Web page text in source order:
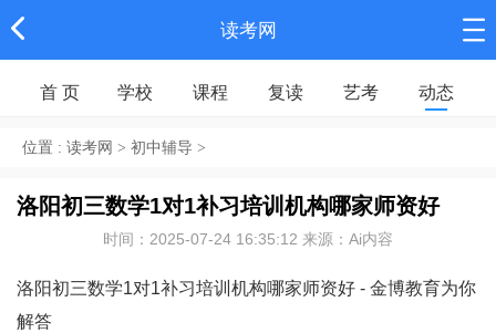
读考网
首 页 学校 课程 复读 艺考 动态
位置 : 读考网 > 初中辅导 >
洛阳初三数学1对1补习培训机构哪家师资好
时间：2025-07-24 16:35:12 来源：Ai内容
洛阳初三数学1对1补习培训机构哪家师资好 - 金博教育为你
解答